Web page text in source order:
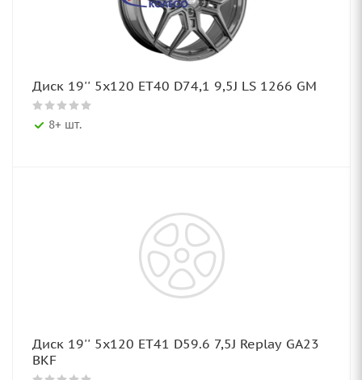
Диск 19'' 5x120 ET40 D74,1 9,5J LS 1266 GM
8+ шт.
Диск 19'' 5x120 ET41 D59.6 7,5J Replay GA23
BKF